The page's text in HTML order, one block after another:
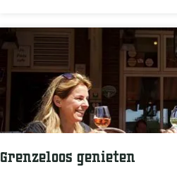
g
s
e
l
n
o
t
Grenzeloos genieten